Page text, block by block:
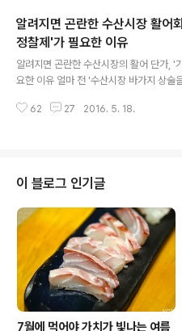
음입니다. 그 전에는 미더덕이 남해의 주
굴과 피조개의 생산을 방해하는 생물로만
양식장 내 그물에 덕지덕지 붙어서 조류
식 대상 종과 먹이 경쟁을 치르면서 성장을
니다. 하지만 지금은 맛과 향미가 뛰어나고
알려지면 곤란한 수산시장 활어
정찰제'가 필요한 이유
알려지면 곤란한 수산시장의 활어 단가, '
요한 이유 얼마 전 '수산시장 바가지 상술
설명하였습니다. 오늘날 수산시장의 불황
니다. 적잖은 소비자들이 수산시장의 이용
는 하나뿐입니다. 상인과의 흥정에서 손해
기 때문입니다. 횟집 메뉴판처럼 가격이
문에 같은 어종, 비슷한 중량을 놓고 흥정
상점마다 고무줄 처럼 늘었다 줄었다 해
것입니다. 얼마 전, 속초 중앙시장..
62 27 2016. 5. 18.
이 블로그 인기글
7월에 먹어야 가치가 빛나는 여름